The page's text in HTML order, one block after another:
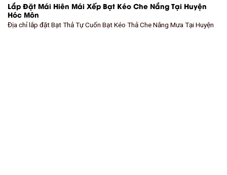
Lắp Đặt Mái Hiên Mái Xếp Bạt Kéo Che Nắng Tại Huyện
Hóc Môn
Địa chỉ lắp đặt Bạt Thả Tự Cuốn Bạt Kéo Thả Che Nắng Mưa Tại Huyện